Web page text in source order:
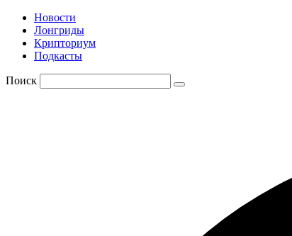
Новости
Лонгриды
Крипториум
Подкасты
Поиск